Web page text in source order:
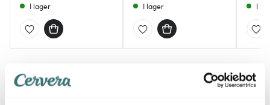
I lager I lager I